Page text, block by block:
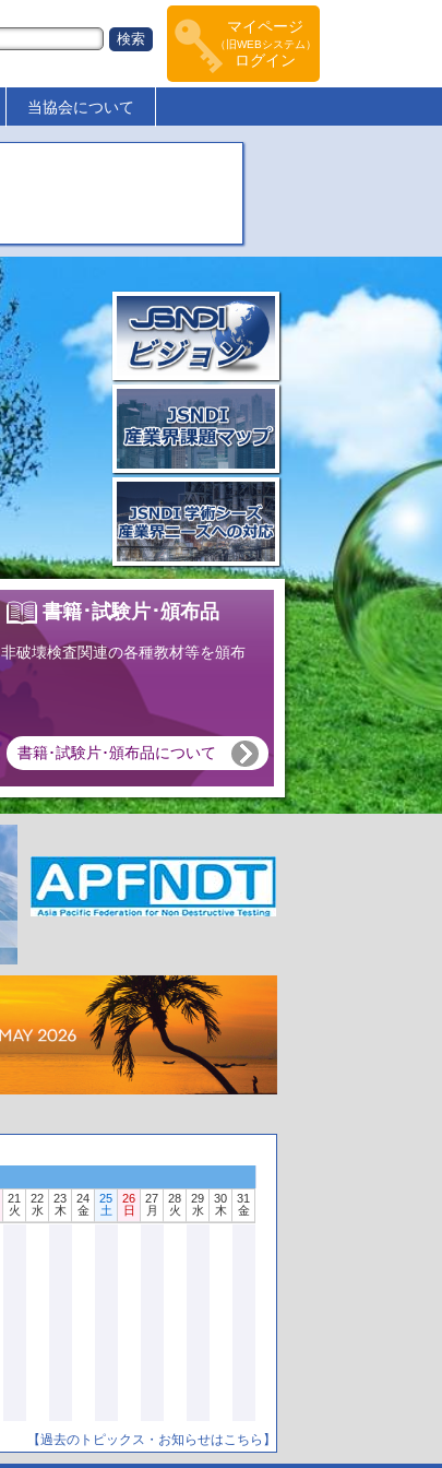
マイページ
（旧WEBシステム）
ログイン
当協会について
書籍･試験片･頒布品
非破壊検査関連の各種教材等を頒布
書籍･試験片･頒布品について
21
火
22
水
23
木
24
金
25
土
26
日
27
月
28
火
29
水
30
木
31
金
【過去のトピックス・お知らせはこちら】